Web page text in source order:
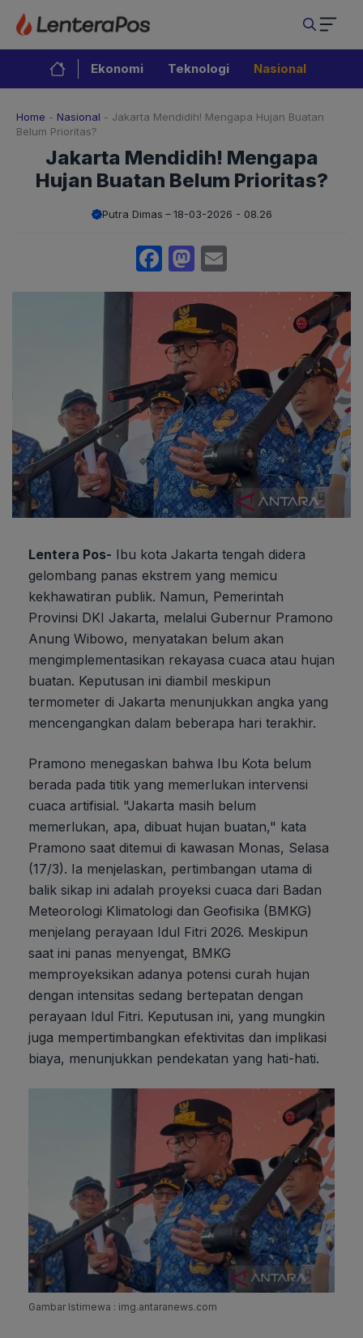
Langsung
isi
Ekonomi Teknologi Nasional
Home - Nasional - Jakarta Mendidih! Mengapa Hujan Buatan
Belum Prioritas?
Jakarta Mendidih! Mengapa
Hujan Buatan Belum Prioritas?
Putra Dimas 18-03-2026 - 08.26
Facebook
Mastodon
Lentera Pos- Ibu kota Jakarta tengah didera
gelombang panas ekstrem yang memicu
kekhawatiran publik. Namun, Pemerintah
Provinsi DKI Jakarta, melalui Gubernur Pramono
Anung Wibowo, menyatakan belum akan
mengimplementasikan rekayasa cuaca atau hujan
buatan. Keputusan ini diambil meskipun
termometer di Jakarta menunjukkan angka yang
mencengangkan dalam beberapa hari terakhir.
Pramono menegaskan bahwa Ibu Kota belum
berada pada titik yang memerlukan intervensi
cuaca artifisial. "Jakarta masih belum
memerlukan, apa, dibuat hujan buatan," kata
Pramono saat ditemui di kawasan Monas, Selasa
(17/3). Ia menjelaskan, pertimbangan utama di
balik sikap ini adalah proyeksi cuaca dari Badan
Meteorologi Klimatologi dan Geofisika (BMKG)
menjelang perayaan Idul Fitri 2026. Meskipun
saat ini panas menyengat, BMKG
memproyeksikan adanya potensi curah hujan
dengan intensitas sedang bertepatan dengan
perayaan Idul Fitri. Keputusan ini, yang mungkin
juga mempertimbangkan efektivitas dan implikasi
biaya, menunjukkan pendekatan yang hati-hati.
Gambar Istimewa : img.antaranews.com